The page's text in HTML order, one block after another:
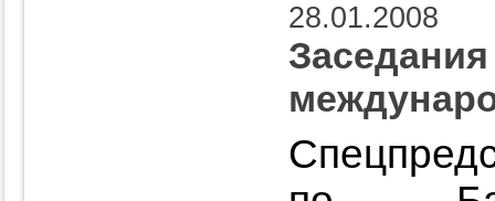
28.01.2008